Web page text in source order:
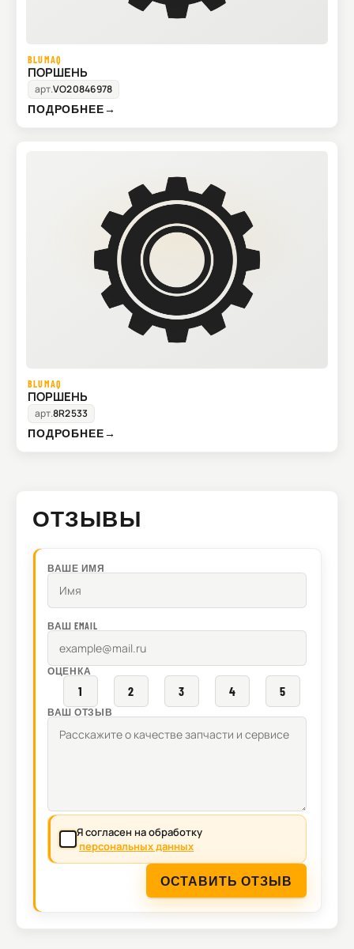
BLUMAQ
ПОРШЕНЬ
арт.VO20846978
ПОДРОБНЕЕ→
BLUMAQ
ПОРШЕНЬ
арт.8R2533
ПОДРОБНЕЕ→
ОТЗЫВЫ
ВАШЕ ИМЯ
ВАШ EMAIL
ОЦЕНКА
1 2 3 4 5
ВАШ ОТЗЫВ
Я согласен на обработку
персональных данных
ОСТАВИТЬ ОТЗЫВ